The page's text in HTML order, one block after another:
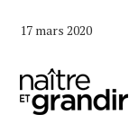
17 mars 2020